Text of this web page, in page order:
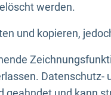
werden.
und kopieren,
Datenschutz-